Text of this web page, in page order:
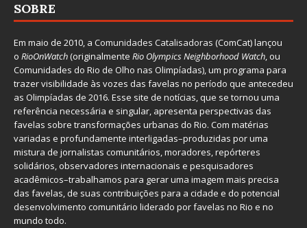
SOBRE
Em maio de 2010, a Comunidades Catalisadoras (ComCat) lançou
o RioOnWatch(originalmente Rio Olympics Neighborhood Watch, ou
Comunidades do Rio de Olho nas Olimpíadas), um programa para
trazer visibilidade às vozes das favelas no período que antecedeu
as Olimpíadas de 2016. Esse site de notícias, que se tornou uma
referência necessária e singular, apresenta perspectivas das
favelas sobre transformações urbanas do Rio. Com matérias
variadas e profundamente interligadas–produzidas por uma
mistura de jornalistas comunitários, moradores, repórteres
solidários, observadores internacionais e pesquisadores
acadêmicos–trabalhamos para gerar uma imagem mais precisa
das favelas, de suas contribuições para a cidade e do potencial
desenvolvimento comunitário liderado por favelas no Rio e no
mundo todo.